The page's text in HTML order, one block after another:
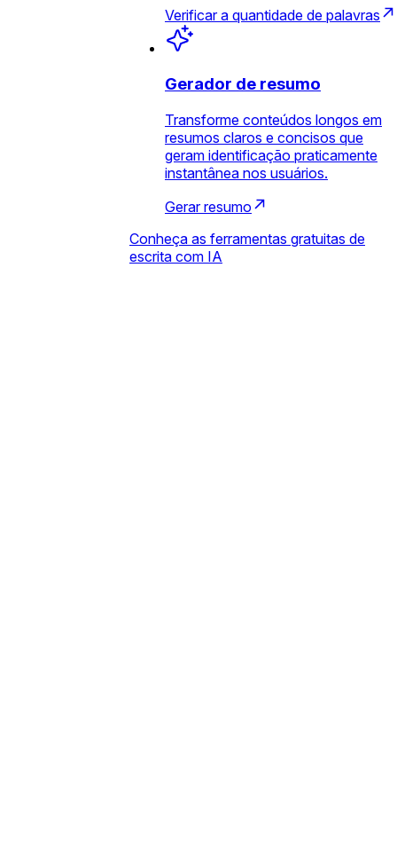
Verificar a quantidade de palavras
Gerador de resumo
Transforme conteúdos longos em
resumos claros e concisos que
geram identificação praticamente
instantânea nos usuários.
Gerar resumo
Conheça as ferramentas gratuitas de
escrita com IA